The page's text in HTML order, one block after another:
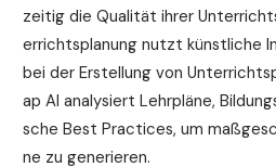
zeitig die Qualität ihrer
errichtsplanung nutzt künstliche
bei der Erstellung von
ap AI analysiert Lehrpläne,
sche Best Practices, um
ne zu generieren.